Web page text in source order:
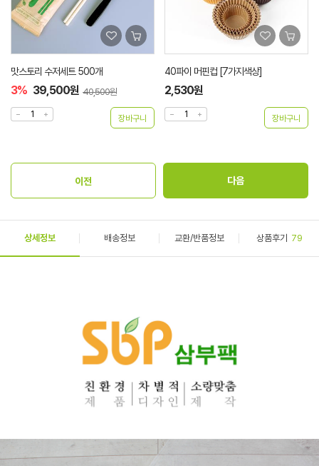
맛스토리 수저세트 500개
3% 39,500원 40,500원
40파이 머핀컵 [7가지색상]
2,530원
상세정보 배송정보 교환/반품정보 상품후기 79